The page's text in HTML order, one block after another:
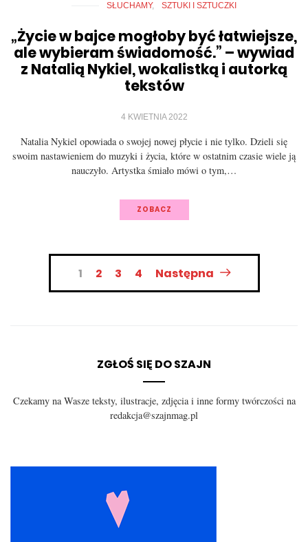
SŁUCHAMY SZTUKI I SZTUCZKI
„Życie w bajce mogłoby być łatwiejsze,
ale wybieram świadomość.” – wywiad
z Natalią Nykiel, wokalistką i autorką
tekstów
4 KWIETNIA 2022
Natalia Nykiel opowiada o swojej nowej płycie i nie tylko. Dzieli się
swoim nastawieniem do muzyki i życia, które w ostatnim czasie wiele ją
nauczyło. Artystka śmiało mówi o tym,…
ZOBACZ
Nawigacja
wpisach
1 2 3 4 Następna
ZGŁOŚ SIĘ DO SZAJN
Czekamy na Wasze teksty, ilustracje, zdjęcia i inne formy twórczości na
redakcja@szajnmag.pl